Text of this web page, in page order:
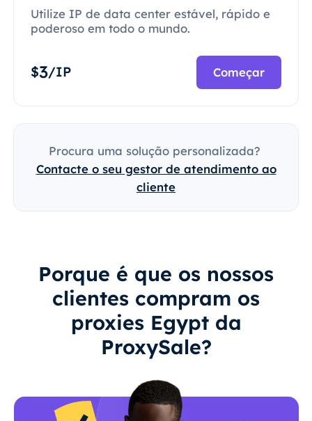
Utilize IP de data center estável, rápido e
poderoso em todo o mundo.
$3/IP Começar
Procura uma solução personalizada?
Contacte o seu gestor de atendimento ao
cliente
Porque é que os nossos
clientes compram os
proxies Egypt da
ProxySale?